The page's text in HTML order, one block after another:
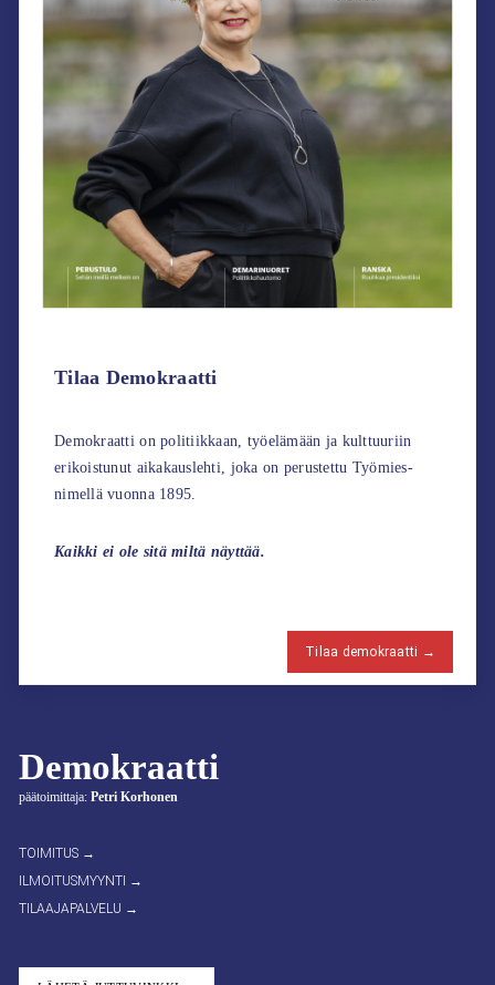
Demokraatti
päätoimittaja: Petri Korhonen
TOIMITUS →
ILMOITUSMYYNTI →
TILAAJAPALVELU →
Tilaa Demokraatti
Demokraatti on politiikkaan, työelämään ja kulttuuriin
erikoistunut aikakauslehti, joka on perustettu Työmies-
nimellä vuonna 1895.
Kaikki ei ole sitä miltä näyttää.
Tilaa demokraatti →